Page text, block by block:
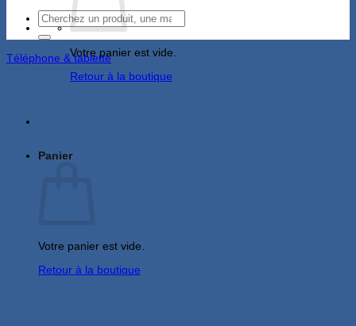
Votre panier est vide.
Retour à la boutique
Panier
Votre panier est vide.
Retour à la boutique
Recherche
pour :
Téléphone & tablette